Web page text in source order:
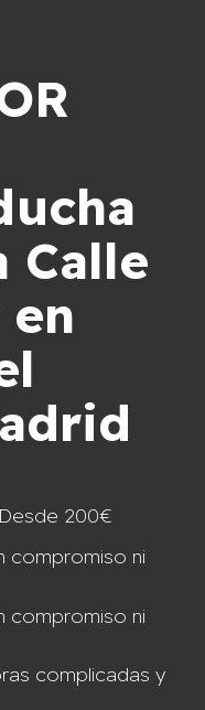
Calle
en
200€
compromiso ni
compromiso ni
complicadas y